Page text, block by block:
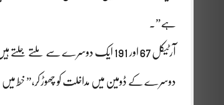
ہے”۔
آرٹیکل 67 اور 191 ایک دوسرے سے
دوسرے کے ڈومین میں مداخلت کو چھوڑ کر،” خط میں